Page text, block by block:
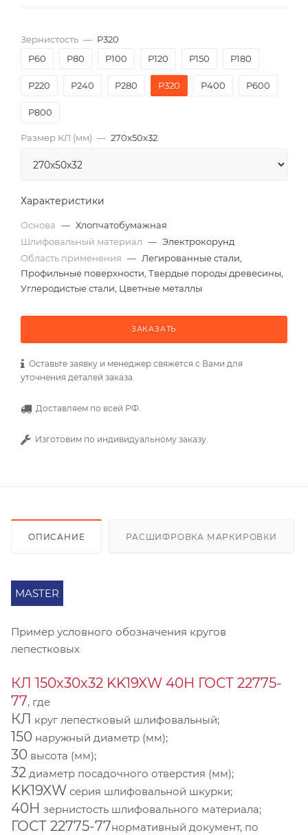
Зернистость — P320
P60
P80 P100 P120 P150 P180
P220 P240 P280 P320 P400 P600
P800
Размер КЛ (мм) — 270x50x32
Характеристики
Основа — Хлопчатобумажная
Шлифовальный материал — Электрокорунд
Область применения — Легированные стали,
Профильные поверхности, Твердые породы древесины,
Углеродистые стали, Цветные металлы
ЗАКАЗАТЬ
Оставьте заявку и менеджер свяжется с Вами для
уточнения деталей заказа.
Доставляем по всей РФ.
Изготовим по индивидуальному заказу.
ОПИСАНИЕ РАСШИФРОВКА МАРКИРОВКИ
MASTER
Пример условного обозначения кругов
лепестковых
КЛ 150х30х32 KK19XW 40Н ГОСТ 22775-
77, где
КЛ круг лепестковый шлифовальный;
150 наружный диаметр (мм);
30 высота (мм);
32 диаметр посадочного отверстия (мм);
KK19XW серия шлифовальной шкурки;
40Н зернистость шлифовального материала;
ГОСТ 22775-77нормативный документ, по